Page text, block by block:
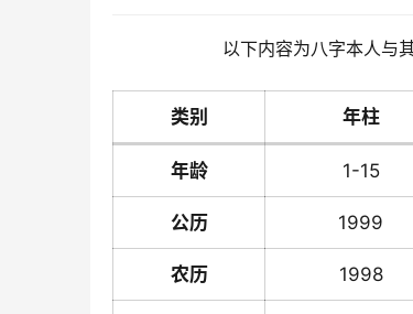
以下内容为八字本人与
类别 年柱
年龄 1-15
公历 1999
农历 1998